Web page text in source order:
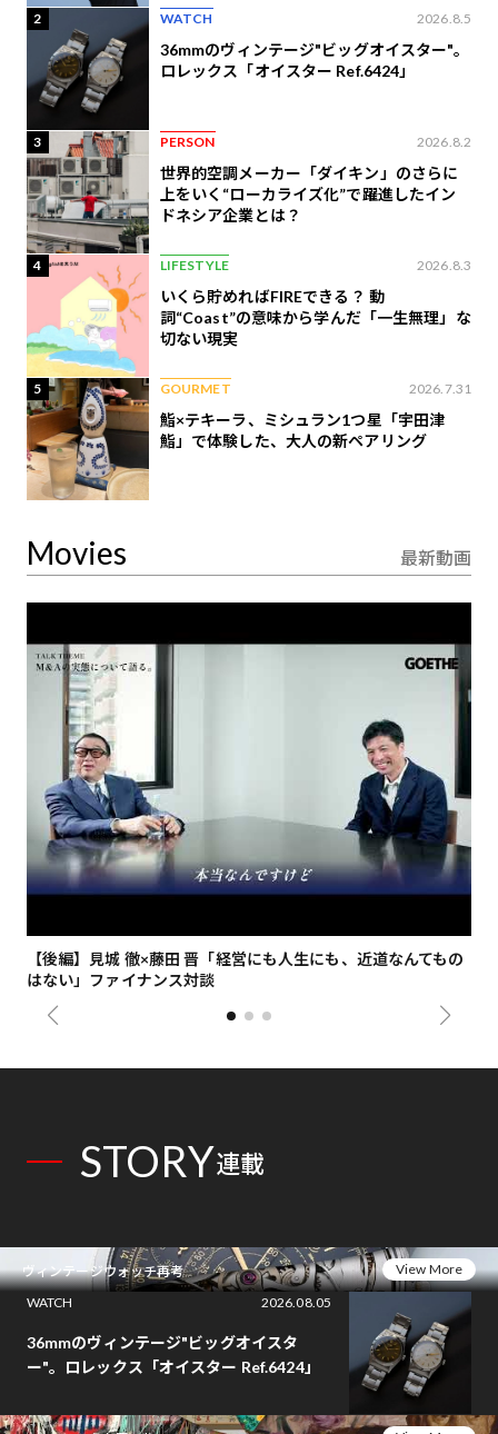
2 WATCH 2026.8.5
36mmのヴィンテージ"ビッグオイスター"。
ロレックス「オイスター Ref.6424」
3 PERSON 2026.8.2
世界的空調メーカー「ダイキン」のさらに
上をいく“ローカライズ化”で躍進したイン
ドネシア企業とは？
4 LIFESTYLE 2026.8.3
いくら貯めればFIREできる？ 動
詞“Coast”の意味から学んだ「一生無理」な
切ない現実
5 GOURMET 2026.7.31
鮨×テキーラ、ミシュラン1つ星「宇田津
鮨」で体験した、大人の新ペアリング
Movies 最新動画
【後編】見城 徹×藤田 晋「経営にも人生にも、近道なんてもの
はない」ファイナンス対談
STORY連載
ヴィンテージウォッチ再考
View More
WATCH
2026.08.05
36mmのヴィンテージ"ビッグオイスタ
ー"。ロレックス「オイスター Ref.6424」